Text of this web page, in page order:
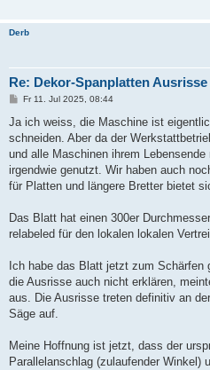
Derb
Re: Dekor-Spanplatten
B
i
r
a
Fr 11. Jul 2025, 08:44
Ja ich weiss, die Maschine ist
schneiden. Aber da der
und alle Maschinen ihrem
irgendwie genutzt. Wir haben auch
für Platten und längere Bretter bietet
Das Blatt hat einen 300er
relabeled für den lokalen lokalen
Ich habe das Blatt jetzt zum Schärfen
die Ausrisse auch nicht erklären,
aus. Die Ausrisse treten definitiv an
Säge auf.
Meine Hoffnung ist jetzt, dass der
Parallelanschlag (zulaufender Winkel)